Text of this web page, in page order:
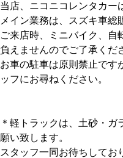
当店、ニコニコレンタカー
メイン業務は、スズキ車総
ご来店時、ミニバイク、自
負えませんのでご了承くだ
お車の駐車は原則禁止です
ッフにお尋ねください。
＊軽トラックは、土砂・
願い致します。
スタッフ一同お待ちしてお